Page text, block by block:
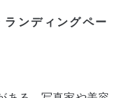
ランディングペー